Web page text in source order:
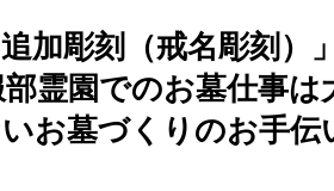
加彫刻（戒名彫刻）
霊園でのお墓仕事は
お墓づくりのお手伝